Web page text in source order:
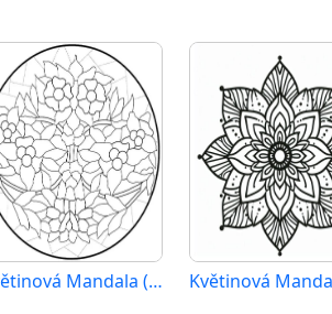
Květinová Mandala (2)